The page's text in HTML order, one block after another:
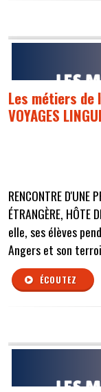
Les métiers de
VOYAGES
RENCONTRE D'UNE
ÉTRANGÈRE, HÔTE
elle, ses élèves
Angers et son
ÉCOUTEZ